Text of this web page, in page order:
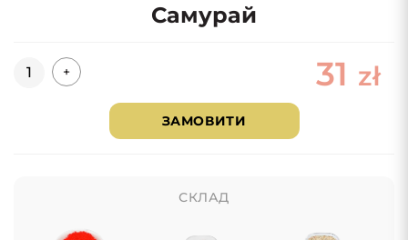
Самурай
Кількість
+ 31 zł
ЗАМОВИТИ
СКЛАД